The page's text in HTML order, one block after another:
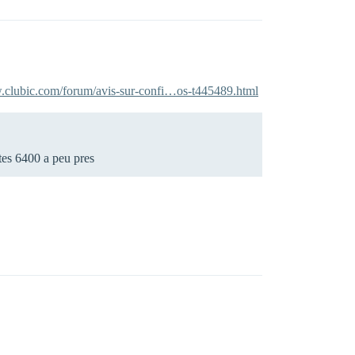
forum/avis-sur-confi…os-t445489.html
6400 a peu pres